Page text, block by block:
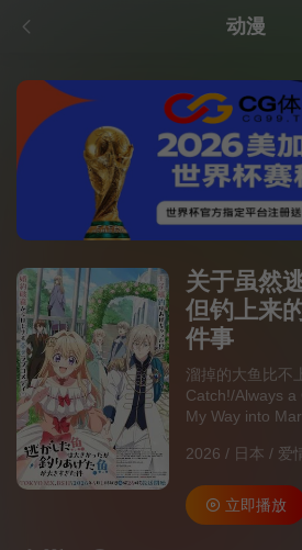
动漫
关于虽然
但钓上来
件事
溜掉的大鱼比不
Catch!/Always
My Way into
2026 / 日本 / 爱
立即播放